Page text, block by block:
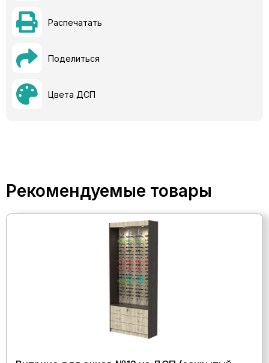
Распечатать
Поделиться
Цвета ДСП
Рекомендуемые товары